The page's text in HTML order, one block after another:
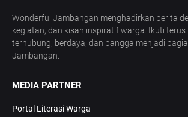
Wonderful Jambangan menghadirkan berita
kegiatan, dan kisah inspiratif warga. Ikuti
terhubung, berdaya, dan bangga menjadi
Jambangan.
MEDIA PARTNER
Portal Literasi Warga